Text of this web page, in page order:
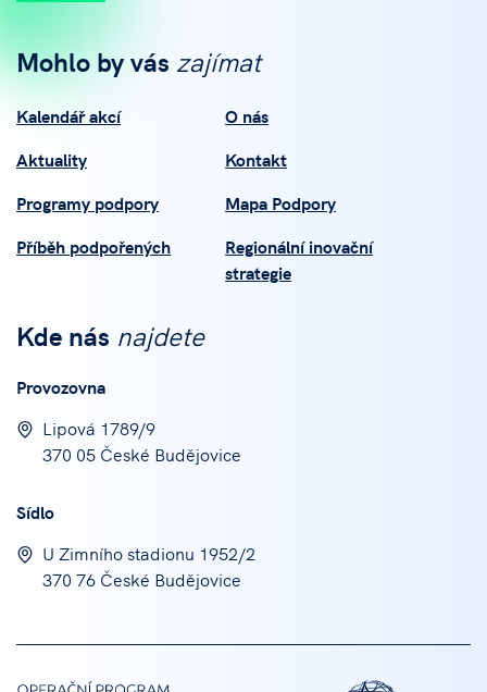
Mohlo by vás zajímat
Kalendář akcí
Aktuality
Programy podpory
Příběh podpořených
O nás
Kontakt
Mapa Podpory
Regionální inovační
strategie
Kde nás najdete
Provozovna
Lipová 1789/9
370 05 České Budějovice
Sídlo
U Zimního stadionu 1952/2
370 76 České Budějovice